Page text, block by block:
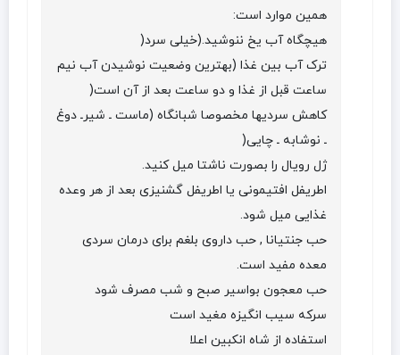
همین موارد است:
هیچگاه آب یخ ننوشید.(خیلی سرد(
ترک آب بین غذا (بهترین وضعیت نوشیدن آب نیم
ساعت قبل از غذا و دو ساعت بعد از آن است(
کاهش سردیها مخصوصا شبانگاه (ماست ـ شیرـ دوغ
ـ نوشابه ـ چایی(
ژل رویال را بصورت ناشتا میل کنید.
اطریفل افتیمونی یا اطریفل گشنیزی بعد از هر وعده
غذایی میل شود.
حب جنتیانا , حب داروی بلغم برای درمان سردی
معده مفید است.
حب معجون بواسیر صبح و شب مصرف شود
سرکه سیب انگیزه مغید است
استفاده از شاه انکبین اعلا